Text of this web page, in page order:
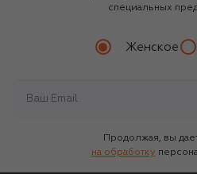
специальных
Женское
Продолжая, вы
на обработку